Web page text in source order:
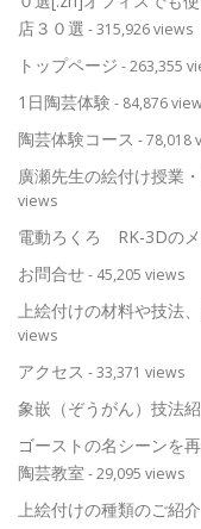
店３０選 - 315,926 views
トップページ - 263,355
1日陶芸体験 - 84,876
陶芸体験コース - 78,018
廣瀬先生の絵付け授業
views
電動ろくろ RK-3Dの
お問合せ- 45,205 views
上絵付けの材料や技法
views
アクセス - 33,371 views
象嵌（ぞうがん）技法
ゴーストの名シーンを
陶芸教室 - 29,095 views
上絵付けの種類のご紹